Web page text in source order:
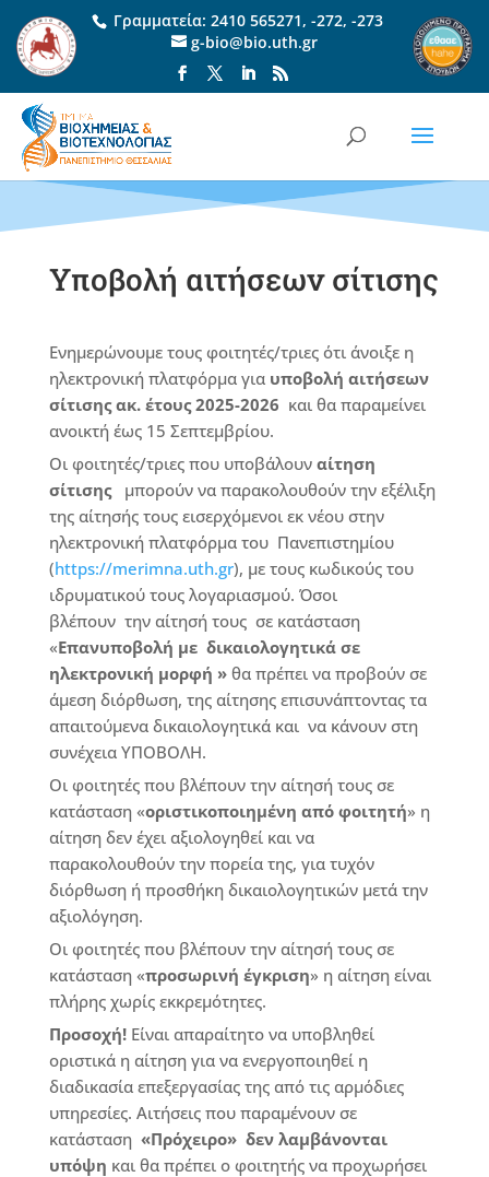
Γραμματεία: 2410 565271, -272, -273
g-bio@bio.uth.gr
Υποβολή αιτήσεων σίτισης
Eνημερώνουμε τους φοιτητές/τριες ότι άνοιξε η
ηλεκτρονική πλατφόρμα για υποβολή αιτήσεων
σίτισης ακ. έτους 2025-2026 και θα παραμείνει
ανοικτή έως 15 Σεπτεμβρίου.
Οι φοιτητές/τριες που υποβάλουν αίτηση
σίτισηςμπορούν να παρακολουθούν την εξέλιξη
της αίτησής τους εισερχόμενοι εκ νέου στην
ηλεκτρονική πλατφόρμα του Πανεπιστημίου
(https://merimna.uth.gr), με τους κωδικούς του
ιδρυματικού τους λογαριασμού. Όσοι
βλέπουν την αίτησή τους σε κατάσταση
«Επανυποβολή με δικαιολογητικά σε
ηλεκτρονική μορφή »θα πρέπει να προβούν σε
άμεση διόρθωση, της αίτησης επισυνάπτοντας τα
απαιτούμενα δικαιολογητικά και να κάνουν στη
συνέχεια ΥΠΟΒΟΛΗ.
Οι φοιτητές που βλέπουν την αίτησή τους σε
κατάσταση «οριστικοποιημένη από φοιτητή» η
αίτηση δεν έχει αξιολογηθεί και να
παρακολουθούν την πορεία της, για τυχόν
διόρθωση ή προσθήκη δικαιολογητικών μετά την
αξιολόγηση.
Οι φοιτητές που βλέπουν την αίτησή τους σε
κατάσταση «προσωρινή έγκριση» η αίτηση είναι
πλήρης χωρίς εκκρεμότητες.
Προσοχή!Είναι απαραίτητο να υποβληθεί
οριστικά η αίτηση για να ενεργοποιηθεί η
διαδικασία επεξεργασίας της από τις αρμόδιες
υπηρεσίες. Αιτήσεις που παραμένουν σε
κατάσταση «Πρόχειρο» δεν λαμβάνονται
υπόψη και θα πρέπει ο φοιτητής να προχωρήσει